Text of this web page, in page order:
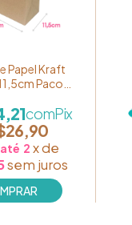
Papel Kraft
Pacote
comPix
2 xde
sem juros